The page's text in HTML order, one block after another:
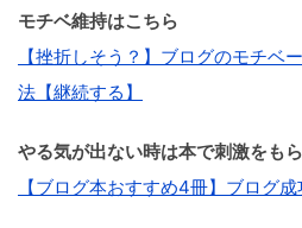
モチベ維持はこちら
【挫折しそう？】ブログのモチベ
法【継続する】
やる気が出ない時は本で刺激をも
【ブログ本おすすめ4冊】ブログ